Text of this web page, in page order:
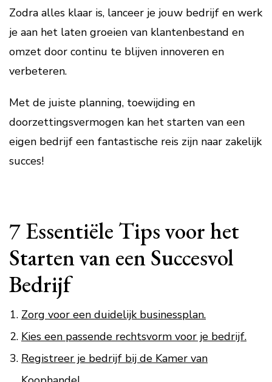
Zodra alles klaar is, lanceer je jouw bedrijf en werk
je aan het laten groeien van klantenbestand en
omzet door continu te blijven innoveren en
verbeteren.
Met de juiste planning, toewijding en
doorzettingsvermogen kan het starten van een
eigen bedrijf een fantastische reis zijn naar zakelijk
succes!
7 Essentiële Tips voor het
Starten van een Succesvol
Bedrijf
Zorg voor een duidelijk businessplan.
Kies een passende rechtsvorm voor je bedrijf.
Registreer je bedrijf bij de Kamer van